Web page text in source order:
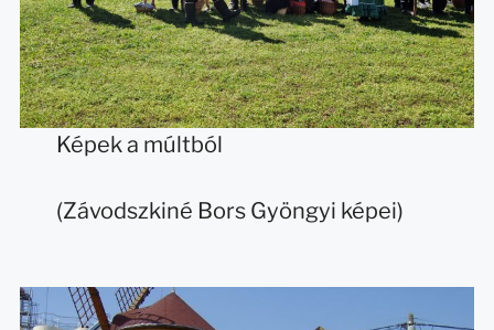
Képek a múltból
(Závodszkiné Bors Gyöngyi képei)